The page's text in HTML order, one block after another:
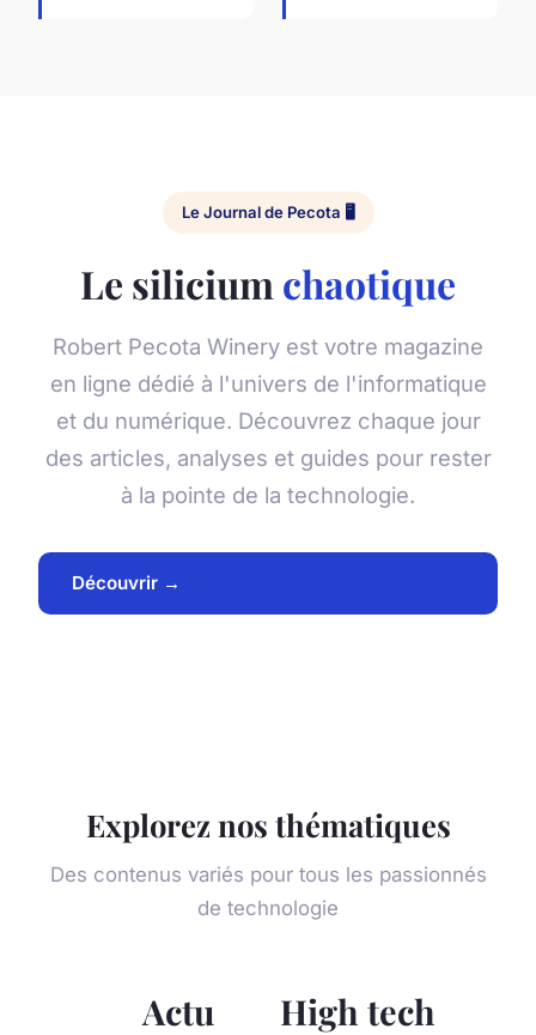
Le Journal de Pecota 🖥️
Le silicium chaotique
Robert Pecota Winery est votre magazine
en ligne dédié à l'univers de l'informatique
et du numérique. Découvrez chaque jour
des articles, analyses et guides pour rester
à la pointe de la technologie.
Découvrir →
Explorez nos thématiques
Des contenus variés pour tous les passionnés
de technologie
Actu High tech